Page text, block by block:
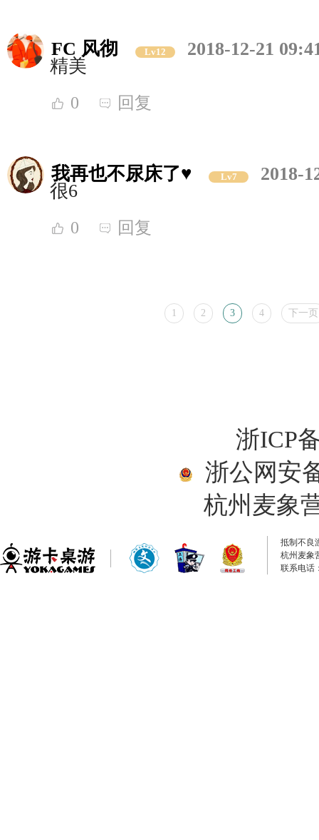
FC 风彻 Lv12
2018-12-21
精美
0 回复
我再也不尿床了♥ Lv7
2018-
很6
0 回复
1 2 3 4 下一页
浙ICP
浙公网安
杭州麦象
抵制不良
杭州麦象
联系电话